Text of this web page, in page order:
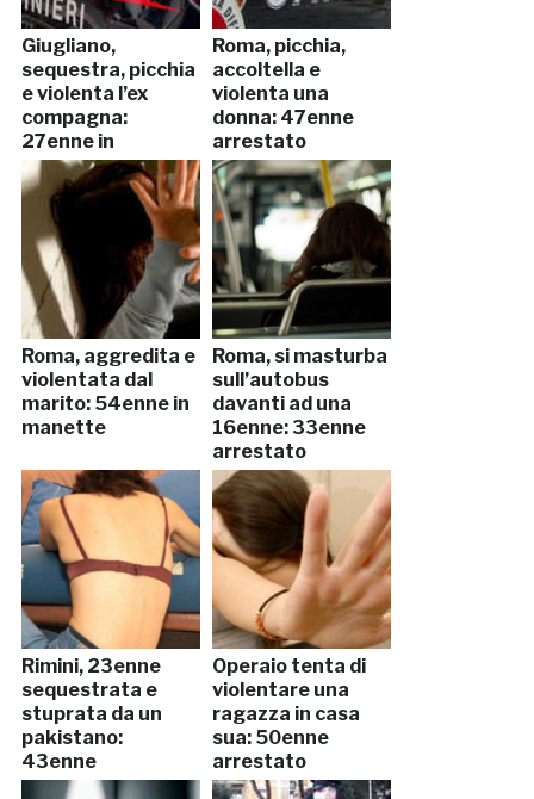
Giugliano,
sequestra, picchia
e violenta l’ex
compagna:
27enne in
manette
Roma, picchia,
accoltella e
violenta una
donna: 47enne
arrestato
Roma, aggredita e
violentata dal
marito: 54enne in
manette
Roma, si masturba
sull’autobus
davanti ad una
16enne: 33enne
arrestato
Rimini, 23enne
sequestrata e
stuprata da un
pakistano:
43enne
denunciato
Operaio tenta di
violentare una
ragazza in casa
sua: 50enne
arrestato